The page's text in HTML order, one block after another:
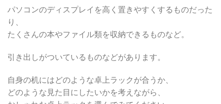
パソコンのディスプレイを高く置きやすくするものだった
り、
たくさんの本やファイル類を収納できるものなど。
引き出しがついているものなどがあります。
自身の机にはどのような卓上ラックが合うか、
どのような見た目にしたいかを考えながら、